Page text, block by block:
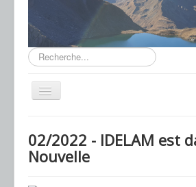
Rechercher
Basculer
Notre Technologie
02/2022 - IDELAM est
Nouvelle